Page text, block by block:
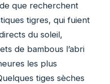
que recherchent
tigres, qui fuient
du soleil,
de bambous l’abri
les plus
tiges sèches